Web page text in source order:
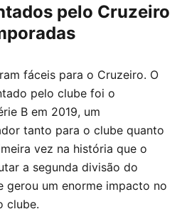
pelo Cruzeiro
fáceis para o Cruzeiro. O
pelo clube foi o
B em 2019, um
tanto para o clube quanto
vez na história que o
a segunda divisão do
gerou um enorme impacto no
clube.